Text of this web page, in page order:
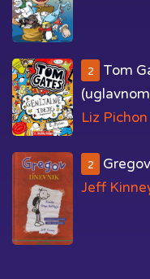
2
Tom
Liz Pichon
2
Jeff